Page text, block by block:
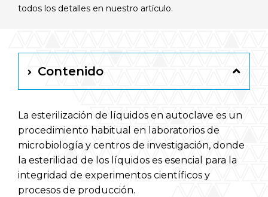
todos los detalles en nuestro artículo.
Contenido
La esterilización de líquidos en autoclave es un
procedimiento habitual en laboratorios de
microbiología y centros de investigación, donde
la esterilidad de los líquidos es esencial para la
integridad de experimentos científicos y
procesos de producción.